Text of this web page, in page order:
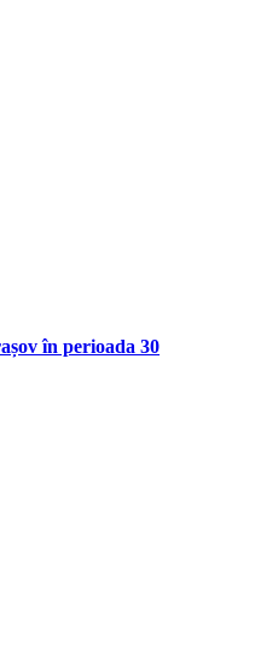
în perioada 30